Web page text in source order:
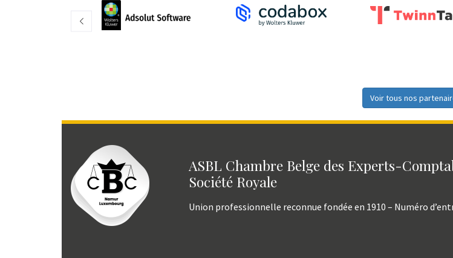
Voir tous nos
ASBL Chambre Belge des Experts-
Société Royale
Union professionnelle reconnue fondée en 1910 – Numéro